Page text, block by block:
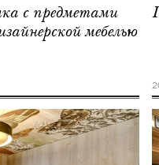
с предметами
мебелью